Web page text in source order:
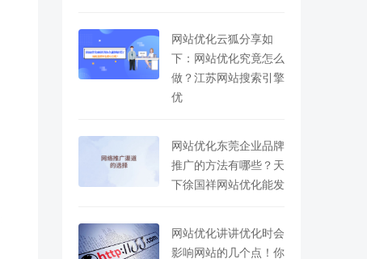
网站优化云狐分享如
下：网站优化究竟怎么
做？江苏网站搜索引擎
优
网站优化东莞企业品牌
推广的方法有哪些？天
下徐国祥网站优化能发
网站优化讲讲优化时会
影响网站的几个点！你